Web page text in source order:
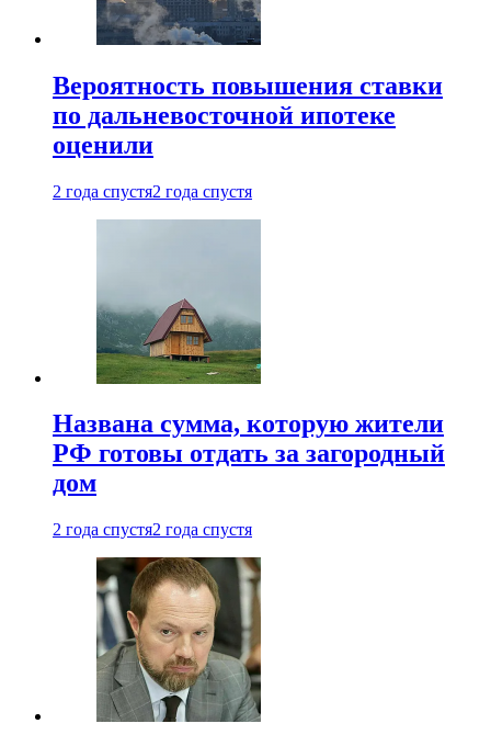
Вероятность повышения ставки
по дальневосточной ипотеке
оценили
2 года спустя2 года спустя
Названа сумма, которую жители
РФ готовы отдать за загородный
дом
2 года спустя2 года спустя